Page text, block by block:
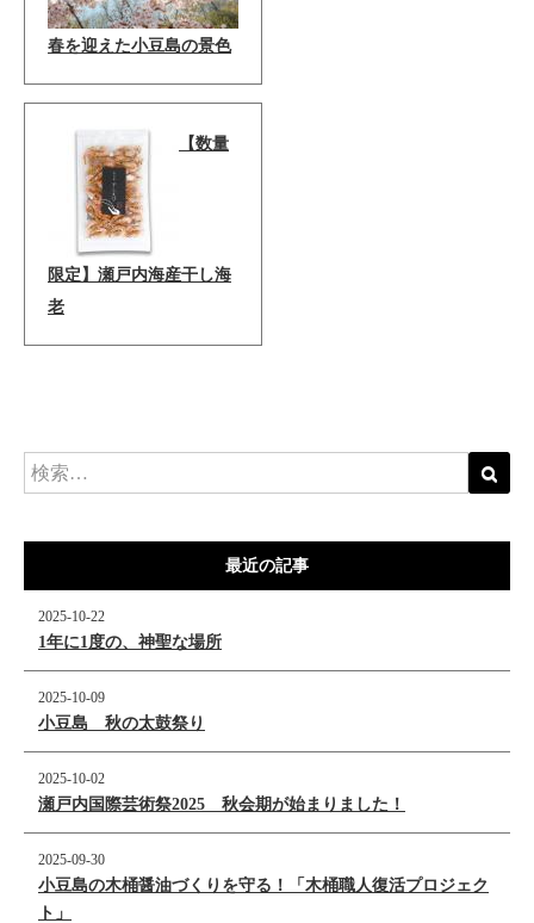
春を迎えた小豆島の景色
【数量
限定】瀬戸内海産干し海
老
最近の記事
2025-10-22
1年に1度の、神聖な場所
2025-10-09
小豆島 秋の太鼓祭り
2025-10-02
瀬戸内国際芸術祭2025 秋会期が始まりました！
2025-09-30
小豆島の木桶醤油づくりを守る！「木桶職人復活プロジェク
ト」